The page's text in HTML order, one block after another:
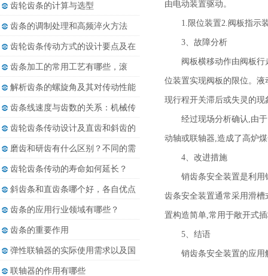
由电动装置驱动。
1.限位装置2.阀板指示
3、故障分析
阀板横移动作由阀板
位装置实现阀板的限位。
现行程开关滞后或失灵的
经过现场分析确认,由
动轴或联轴器,造成了高炉
4、改进措施
销齿条安全装置是利
齿条安全装置通常采用滑
置构造简单,常用于敞开式
5、结语
销齿条安全装置的应
齿轮齿条的计算与选型
齿条的调制处理和高频淬火方法
齿轮齿条传动方式的设计要点及在
相......
齿条加工的常用工艺有哪些，滚
齿、......
解析齿条的螺旋角及其对传动性能
的......
齿条线速度与齿数的关系：机械传
动......
齿轮齿条传动设计及直齿和斜齿的
差......
磨齿和研齿有什么区别？不同的需
求......
齿轮齿条传动的寿命如何延长？
斜齿条和直齿条哪个好，各自优点
都......
齿条的应用行业领域有哪些？
齿条的重要作用
弹性联轴器的实际使用需求以及国
内......
联轴器的作用有哪些